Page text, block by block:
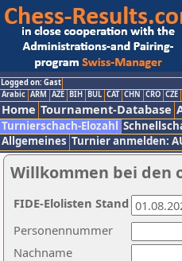
Logged on: Gast
Arabic ARM AZE BIH BUL CAT CHN CRO CZE
Home Tournament-Database
Turnierschach-Elozahl
Allgemeines Turnier anmelden:
Willkommen bei den
Nachname
Personennummer
FIDE-Elolisten Stand